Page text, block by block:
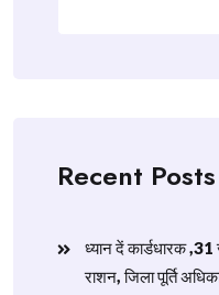
Recent Posts
ध्यान दें कार्डधारक
राशन, जिला पूर्ति